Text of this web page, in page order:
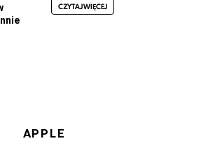
CZYTAJ WIĘCEJ
APPLE